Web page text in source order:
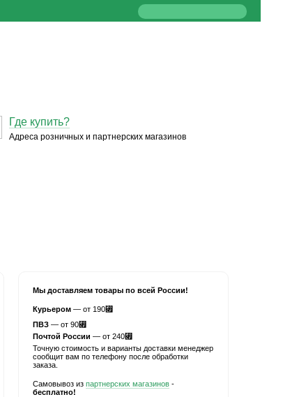
Где купить?
Адреса розничных и партнерских магазинов
Мы доставляем товары по всей России!
Курьером — от 190⃏
ПВЗ — от 90⃏
Почтой России — от 240⃏
Точную стоимость и варианты доставки менеджер
сообщит вам по телефону после обработки
заказа.
Самовывоз из партнерских магазинов -
бесплатно!